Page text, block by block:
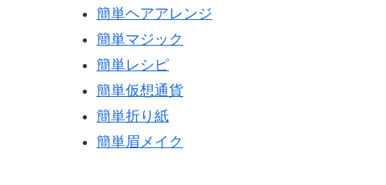
簡単ヘアアレンジ
簡単マジック
簡単レシピ
簡単仮想通貨
簡単折り紙
簡単眉メイク